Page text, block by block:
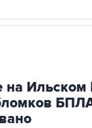
на Ильском